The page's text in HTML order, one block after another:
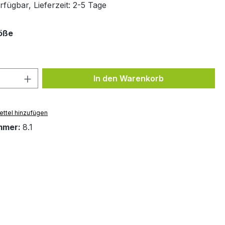
Lieferzeit: 2-5 Tage
auswählen
Anzahl: Gib den gewünschten Wert
In den Warenkorb
hinzufügen
8.1